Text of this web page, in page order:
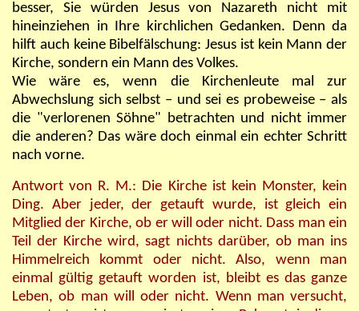
besser, Sie würden Jesus von Nazareth nicht mit
hineinziehen in Ihre kirchlichen Gedanken. Denn da
hilft auch keine Bibelfälschung: Jesus ist kein Mann der
Kirche, sondern ein Mann des Volkes.
Wie wäre es, wenn die Kirchenleute mal zur
Abwechslung sich selbst – und sei es probeweise – als
die "verlorenen Söhne" betrachten und nicht immer
die anderen? Das wäre doch einmal ein echter Schritt
nach vorne.
Antwort von R. M.: Die Kirche ist kein Monster, kein
Ding. Aber jeder, der getauft wurde, ist gleich ein
Mitglied der Kirche, ob er will oder nicht. Dass man ein
Teil der Kirche wird, sagt nichts darüber, ob man ins
Himmelreich kommt oder nicht. Also, wenn man
einmal gültig getauft worden ist, bleibt es das ganze
Leben, ob man will oder nicht. Wenn man versucht,